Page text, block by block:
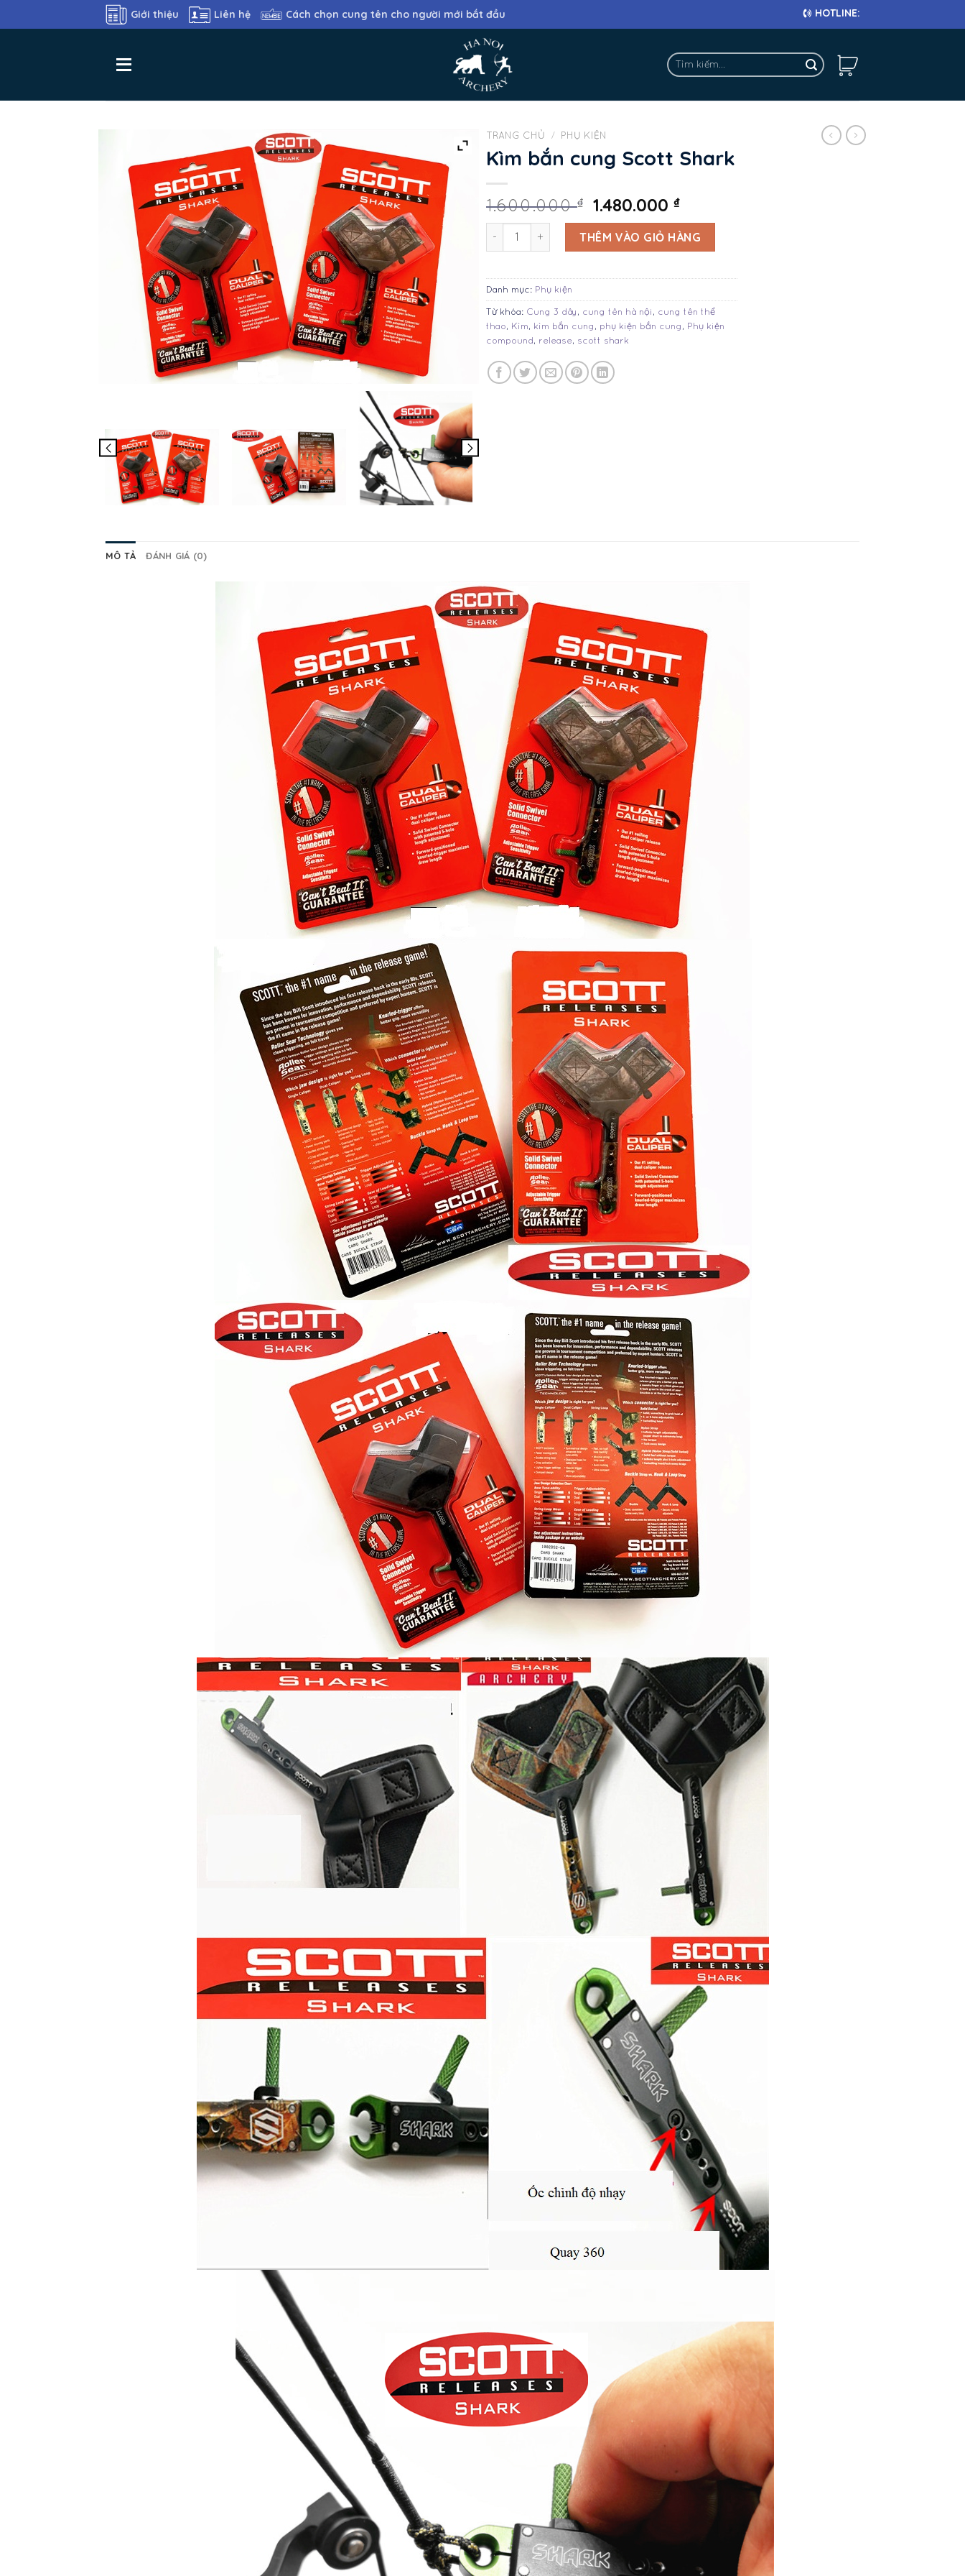
to
Giới thiệu Liên hệ Cách chọn cung tên cho người mới bắt đầu HOTLINE: 0911 682 663
Tìm
kiếm:
TRANG CHỦ / PHỤ KIỆN
Kìm bắn cung Scott Shark
1.600.000₫ 1.480.000₫
Kìm bắn cung Scott Shark số lượng
THÊM VÀO GIỎ HÀNG
Danh mục: Phụ kiện
Từ khóa: Cung 3 dây , cung tên hà nội , cung tên thể
thao, Kìm, kìm bắn cung , phụ kiện bắn cung , Phụ kiện
compound, release, scott shark
MÔ TẢ ĐÁNH GIÁ (0)